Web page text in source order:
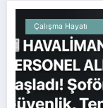
Çalışma Hayatı